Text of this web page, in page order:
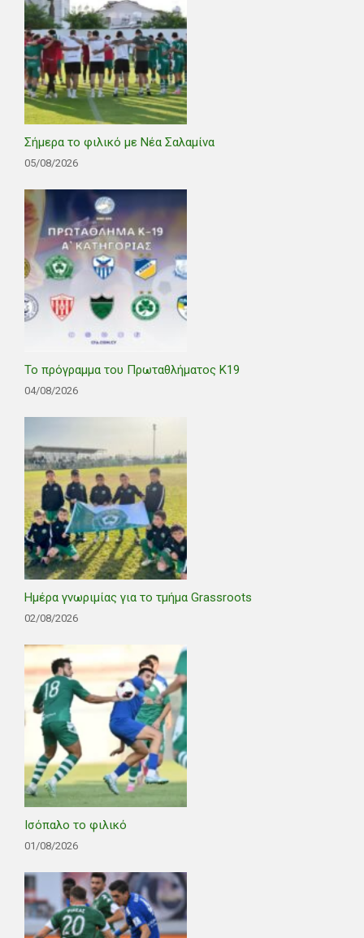
Σήμερα το φιλικό με Νέα Σαλαμίνα
05/08/2026
Το πρόγραμμα του Πρωταθλήματος Κ19
04/08/2026
Ημέρα γνωριμίας για το τμήμα Grassroots
02/08/2026
Ισόπαλο το φιλικό
01/08/2026